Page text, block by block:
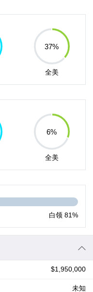
37%
全美
6%
全美
白领 81%
$1,950,000
未知